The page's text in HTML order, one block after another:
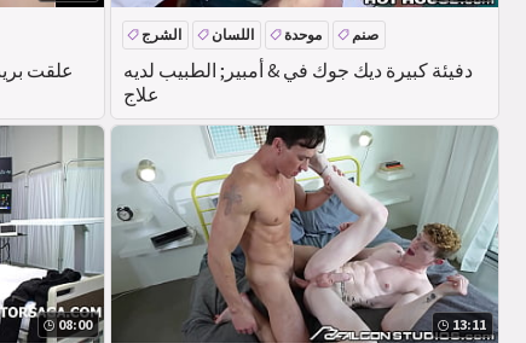
علقت
دفيئة كبيرة ديك جوك في & أمبير; الطبيب لديه
علاج
الشرج اللسان موحدة صنم
08:00 13:11